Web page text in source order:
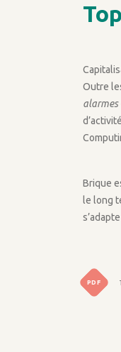
Outre
alarmes
Brique
le long
PDF